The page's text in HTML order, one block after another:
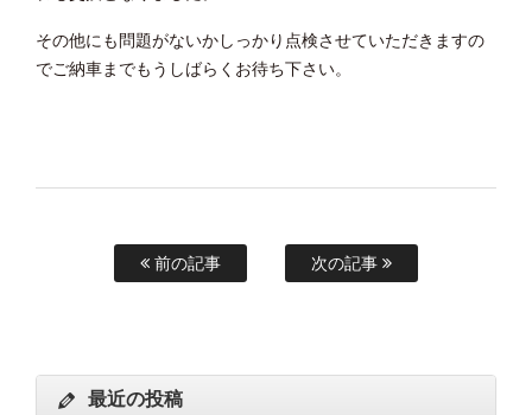
その他にも問題がないかしっかり点検させていただきますの
でご納車までもうしばらくお待ち下さい。
前の記事 次の記事
最近の投稿